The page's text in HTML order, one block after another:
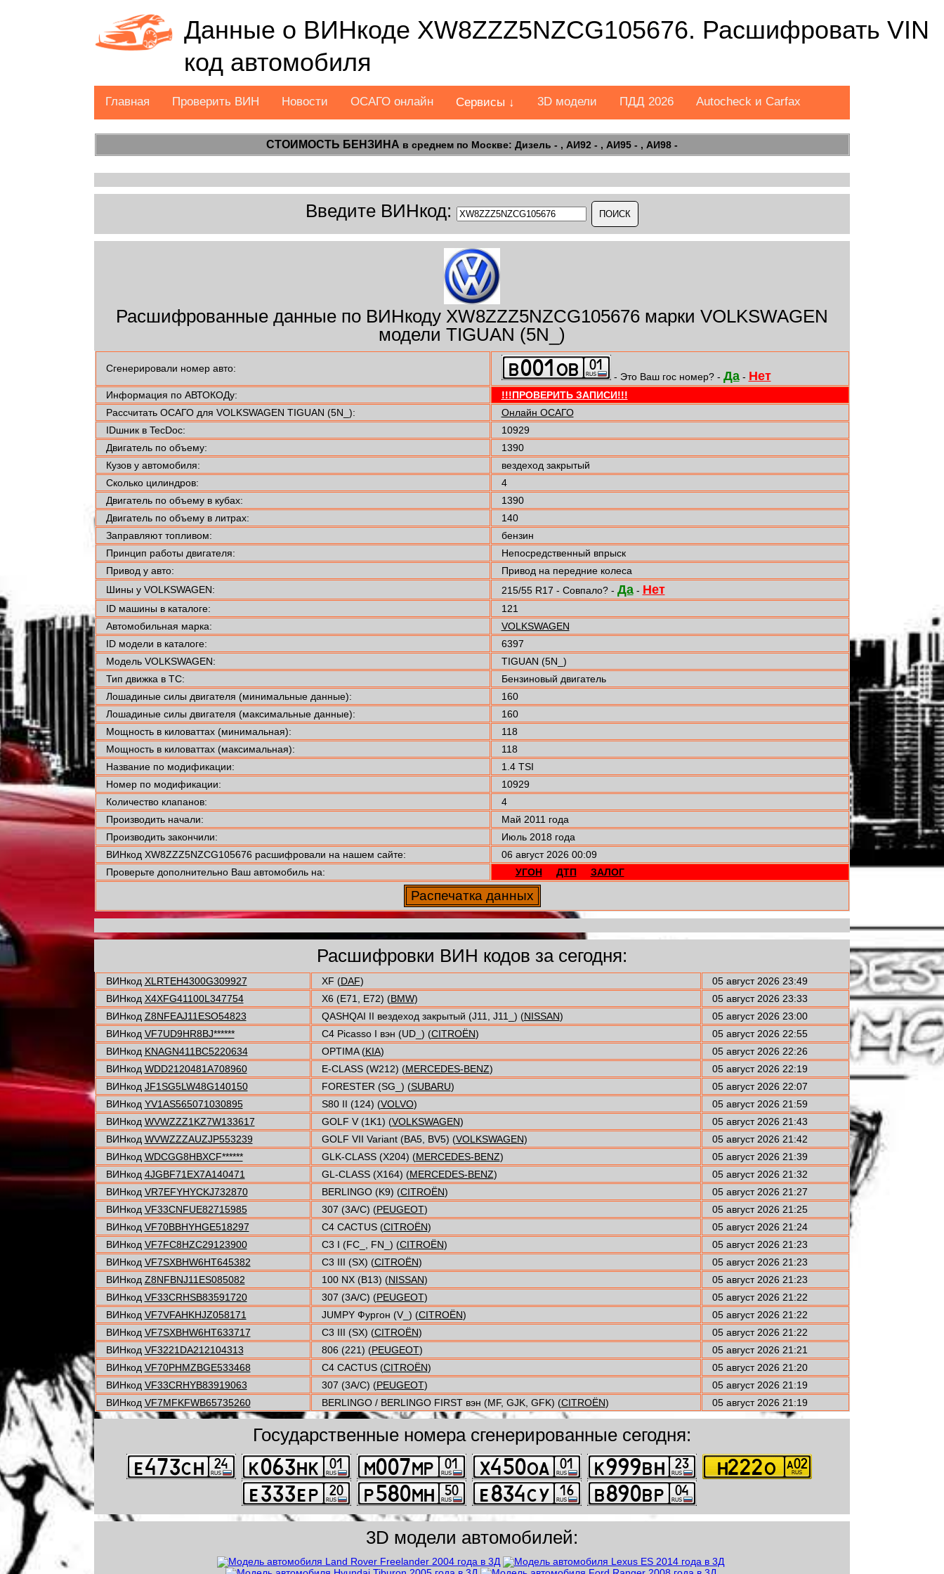
Данные о ВИНкоде XW8ZZZ5NZCG105676. Расшифровать VIN
код автомобиля
Главная Проверить ВИН Новости ОСАГО онлайн Сервисы ↓ 3D модели ПДД 2026 Autocheck и Carfax
СТОИМОСТЬ БЕНЗИНА в среднем по Москве: Дизель - , АИ92 - , АИ95 - , АИ98 -
Введите ВИНкод:
Расшифрованные данные по ВИНкоду XW8ZZZ5NZCG105676 марки VOLKSWAGEN
модели TIGUAN (5N_)
Сгенерировали номер авто:
- Это Ваш гос номер? - Да- Нет
Информация по АВТОКОДу:
!!!ПРОВЕРИТЬ ЗАПИСИ!!!
Рассчитать ОСАГО для VOLKSWAGEN TIGUAN (5N_):
Онлайн ОСАГО
IDшник в TecDoc:
10929
Двигатель по объему:
1390
Кузов у автомобиля:
вездеход закрытый
Сколько цилиндров:
4
Двигатель по объему в кубах:
1390
Двигатель по объему в литрах:
140
Заправляют топливом:
бензин
Принцип работы двигателя:
Непосредственный впрыск
Привод у авто:
Привод на передние колеса
Шины у VOLKSWAGEN:
215/55 R17 - Совпало? - Да- Нет
ID машины в каталоге:
121
Автомобильная марка:
VOLKSWAGEN
ID модели в каталоге:
6397
Модель VOLKSWAGEN:
TIGUAN (5N_)
Тип движка в ТС:
Бензиновый двигатель
Лошадиные силы двигателя (минимальные данные):
160
Лошадиные силы двигателя (максимальные данные):
160
Мощность в киловаттах (минимальная):
118
Мощность в киловаттах (максимальная):
118
Название по модификации:
1.4 TSI
Номер по модификации:
10929
Количество клапанов:
4
Производить начали:
Май 2011 года
Производить закончили:
Июль 2018 года
ВИНкод XW8ZZZ5NZCG105676 расшифровали на нашем сайте:
06 август 2026 00:09
Проверьте дополнительно Ваш автомобиль на:
УГОН ДТП ЗАЛОГ
Расшифровки ВИН кодов за сегодня:
ВИНкод XLRTEH4300G309927 XF (DAF)
05 август 2026 23:49
ВИНкод X4XFG41100L347754 X6 (E71, E72) (BMW)
05 август 2026 23:33
ВИНкод Z8NFEAJ11ESO54823 QASHQAI II вездеход закрытый (J11, J11_) (NISSAN)
05 август 2026 23:00
ВИНкод VF7UD9HR8BJ****** C4 Picasso I вэн (UD_) (CITROËN)
05 август 2026 22:55
ВИНкод KNAGN411BC5220634 OPTIMA (KIA)
05 август 2026 22:26
ВИНкод WDD2120481A708960 E-CLASS (W212) (MERCEDES-BENZ)
05 август 2026 22:19
ВИНкод JF1SG5LW48G140150 FORESTER (SG_) (SUBARU)
05 август 2026 22:07
ВИНкод YV1AS565071030895 S80 II (124) (VOLVO)
05 август 2026 21:59
ВИНкод WVWZZZ1KZ7W133617 GOLF V (1K1) (VOLKSWAGEN)
05 август 2026 21:43
ВИНкод WVWZZZAUZJP553239 GOLF VII Variant (BA5, BV5) (VOLKSWAGEN)
05 август 2026 21:42
ВИНкод WDCGG8HBXCF****** GLK-CLASS (X204) (MERCEDES-BENZ)
05 август 2026 21:39
ВИНкод 4JGBF71EX7A140471 GL-CLASS (X164) (MERCEDES-BENZ)
05 август 2026 21:32
ВИНкод VR7EFYHYCKJ732870 BERLINGO (K9) (CITROËN)
05 август 2026 21:27
ВИНкод VF33CNFUE82715985 307 (3A/C) (PEUGEOT)
05 август 2026 21:25
ВИНкод VF70BBHYHGE518297 C4 CACTUS (CITROËN)
05 август 2026 21:24
ВИНкод VF7FC8HZC29123900 C3 I (FC_, FN_) (CITROËN)
05 август 2026 21:23
ВИНкод VF7SXBHW6HT645382 C3 III (SX) (CITROËN)
05 август 2026 21:23
ВИНкод Z8NFBNJ11ES085082 100 NX (B13) (NISSAN)
05 август 2026 21:23
ВИНкод VF33CRHSB83591720 307 (3A/C) (PEUGEOT)
05 август 2026 21:22
ВИНкод VF7VFAHKHJZ058171 JUMPY Фургон (V_) (CITROËN)
05 август 2026 21:22
ВИНкод VF7SXBHW6HT633717 C3 III (SX) (CITROËN)
05 август 2026 21:22
ВИНкод VF3221DA212104313 806 (221) (PEUGEOT)
05 август 2026 21:21
ВИНкод VF70PHMZBGE533468 C4 CACTUS (CITROËN)
05 август 2026 21:20
ВИНкод VF33CRHYB83919063 307 (3A/C) (PEUGEOT)
05 август 2026 21:19
ВИНкод VF7MFKFWB65735260 BERLINGO / BERLINGO FIRST вэн (MF, GJK, GFK) (CITROËN) 05 август 2026 21:19
Государственные номера сгенерированные сегодня:
3D модели автомобилей: